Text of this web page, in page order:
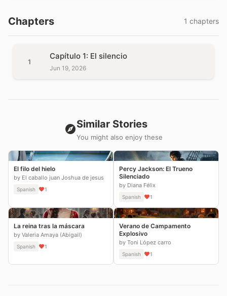
Chapters 1 chapters
1
Capítulo 1: El silencio
Jun 19, 2026
Similar Stories
You might also enjoy these
El filo del hielo
by El caballo juan Joshua de jesus
Spanish 1
Percy Jackson: El Trueno
Silenciado
by Diana Félix
Spanish 1
La reina tras la máscara
by Valeria Amaya (Abigail)
Spanish 1
Verano de Campamento
Explosivo
by Toni López carro
Spanish 1